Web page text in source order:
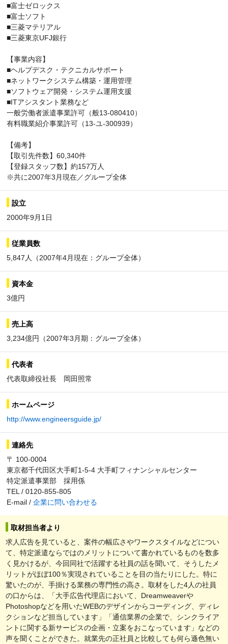
■富士ゼロックス
■富士ソフト
■三菱マテリアル
■三菱東京UFJ銀行
【事業内容】
■ヘルプデスク・テクニカルサポート
■ネットワークシステム構築・運用管理
■ソフトウェア開発・システム運用支援
■ITアシスタント業務など
一般労働者派遣事業許可（般13-080410）
有料職業紹介事業許可（13-ユ-300939）
【備考】
【取引先件数】60,340件
【登録スタッフ数】約157万人
※共に2007年3月現在／グループ全体
設立
2000年9月1日
従業員数
5,847人（2007年4月現在：グループ全体）
資本金
3億円
売上高
3,234億円（2007年3月期：グループ全体）
代表者
代表取締役社長 岡田照常
ホームページ
http://www.engineersguide.jp/
連絡先
〒 100-0004
東京都千代田区大手町1-5-4 大手町フィナンシャルセンター
特定派遣事業部 採用係
TEL / 0120-855-805
E-mail / 企業に問い合わせる
取材担当者より
求人広告を見ていると、案件の幅広さやワークスタイルなどについ
て、特定派遣ならではのメリットについて書かれているものを数多
く見かけるが、今回同社で活躍する社員の話を聞いて、そうしたメ
リットがほぼ100％実現されていることを目の当たりにした。特に
驚いたのが、手掛ける業務の専門性の高さ。取材をした4人の社員
の口からは、「大手広告代理店において、Dreamweaverや
Photoshopなどを用いたWEBのデザインからコーディング、ディレ
クションなど担当しています」「通信業界の企業で、シンクライア
ントに関する新サービスの企画・立案をおこなっています」などの
声を聞くことができた。就業先の正社員と比較しても何ら遜色無い